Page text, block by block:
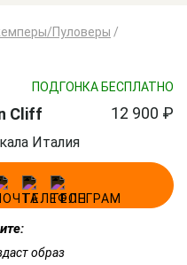
Пуловеры /
ПОДГОНКА БЕСПЛАТНО
Cliff 12 900 ₽
Италия
образ